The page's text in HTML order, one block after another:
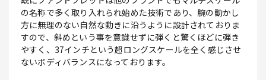
の名称で多く取り入れられ始めた技術であり、腕の動かし
方に無理のない自然な動きに沿うように設計されておりま
すので、斜めという事を意識せずに弾くと驚くほどに弾き
やすく、37インチという超ロングスケールを全く感じさせ
ないボディバランスになっております。